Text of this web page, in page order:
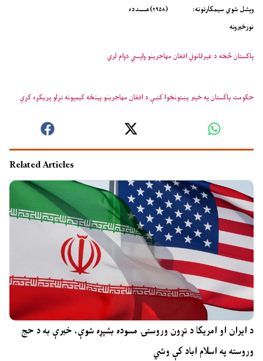
وېشل شوي سیمکارتونه: (۲۹۵۸)عــــدده
نورخبرونه
پاکستان څخه د غیرقانوني افغان مهاجرینو واپسي دوام لري
حکومت پاکستان په خیبر پښتونخوا کښې د افغان مهاجرینو پینځه کیمپونه تړلو پریکړه کړې
Related Articles
د ایران او امریکا د تړون وروستۍ مسوده بشپړه شوې، خبرې به د حج
وروسته په اسلام اباد کې وشي